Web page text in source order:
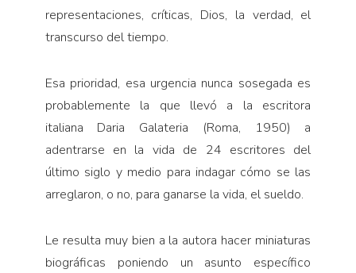
representaciones, críticas, Dios, la verdad, el
transcurso del tiempo.
Esa prioridad, esa urgencia nunca sosegada es
probablemente la que llevó a la escritora
italiana Daria Galateria (Roma, 1950) a
adentrarse en la vida de 24 escritores del
último siglo y medio para indagar cómo se las
arreglaron, o no, para ganarse la vida, el sueldo.
Le resulta muy bien a la autora hacer miniaturas
biográficas poniendo un asunto específico